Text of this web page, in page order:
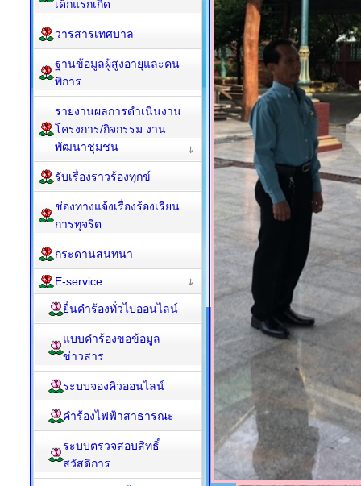
เด็กแรกเกิด
วารสารเทศบาล
ฐานข้อมูลผู้สูงอายุและคน
พิการ
รายงานผลการดำเนินงาน
โครงการ/กิจกรรม งาน
พัฒนาชุมชน
รับเรื่องราวร้องทุกข์
ช่องทางแจ้งเรื่องร้องเรียน
การทุจริต
กระดานสนทนา
E-service
ยื่นคำร้องทั่วไปออนไลน์
แบบคำร้องขอข้อมูล
ข่าวสาร
ระบบจองคิวออนไลน์
คำร้องไฟฟ้าสาธารณะ
ระบบตรวจสอบสิทธิ์
สวัสดิการ